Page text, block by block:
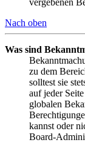
Nach oben
Was sind
zu dem
solltest sie
auf jeder
globalen
kannst oder
Board-